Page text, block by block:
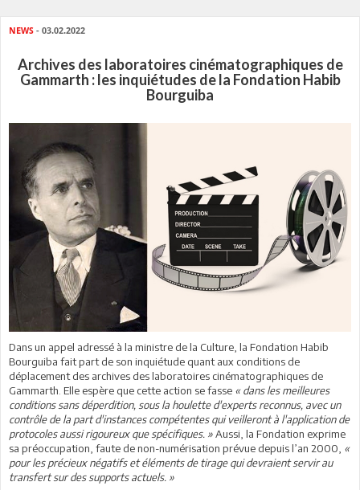
NEWS - 03.02.2022
Archives des laboratoires cinématographiques de
Gammarth : les inquiétudes de la Fondation Habib
Bourguiba
Dans un appel adressé à la ministre de la Culture, la Fondation Habib
Bourguiba fait part de son inquiétude quant aux conditions de
déplacement des archives des laboratoires cinématographiques de
Gammarth. Elle espère que cette action se fasse « dans les meilleures
conditions sans déperdition, sous la houlette d'experts reconnus, avec un
contrôle de la part d'instances compétentes qui veilleront à l'application de
protocoles aussi rigoureux que spécifiques. »Aussi, la Fondation exprime
sa préoccupation, faute de non-numérisation prévue depuis l’an 2000, «
pour les précieux négatifs et éléments de tirage qui devraient servir au
transfert sur des supports actuels. »